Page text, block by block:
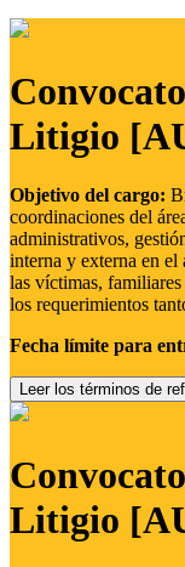
Litigio
Objetivo del cargo:
coordinaciones del
administrativos,
interna y externa en
las víctimas, familiares
los requerimientos
Fecha límite para
Leer los términos de
Litigio